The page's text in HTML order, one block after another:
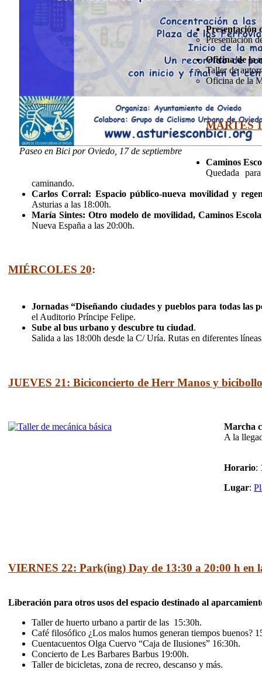
Paseo en Bici por Oviedo, 17 de septiembre
Presentación
Presentación
Oficina de la
Taller de
Oficina de la
MARTES
Caminos
Quedada
caminando.
Carlos Corral: Espacio público-nueva movilidad y
Asturias a las 18:00h.
María Sintes: Otro modelo de movilidad, Caminos
Nueva España a las 20:00h.
MIÉRCOLES 20:
Jornadas “Diseñando ciudades y pueblos para todas las
el Auditorio Príncipe Felipe.
Sube al bus urbano y descubre tu ciudad.
Salida a las 18:00h desde la C/ Uría. Rutas en diferentes
JUEVES 21: Biciconcierto de Herr Manos y
Marcha
A la
Horario:
Lugar:
VIERNES 22: Park(ing) Day de 13:30 a 20:00 h en
Liberación para otros usos del espacio destinado al
Taller de huerto urbano a partir de las 15:30h.
Café filosófico ¿Los malos humos generan tiempos buenos?
Cuentacuentos Olga Cuervo “Caja de Ilusiones” 16:30h.
Concierto de Les Barbares Barbus 19:00h.
Taller de bicicletas, zona de recreo, descanso y más.